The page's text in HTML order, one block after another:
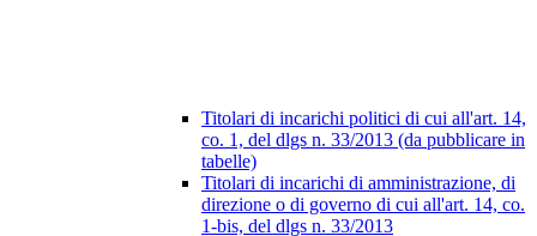
Titolari di incarichi politici di cui all'art. 14,
co. 1, del dlgs n. 33/2013 (da pubblicare in
tabelle)
Titolari di incarichi di amministrazione, di
direzione o di governo di cui all'art. 14, co.
1-bis, del dlgs n. 33/2013